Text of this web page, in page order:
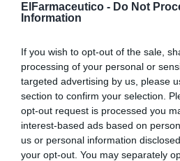
ElFarmaceutico - Do Not
Information
If you wish to opt-out of the sale,
processing of your personal or
targeted advertising by us, please
section to confirm your selection.
opt-out request is processed you
interest-based ads based on
us or personal information
your opt-out. You may separately
BABÉ
Noticias y
14/06/2017
Laboratorios
Micelar
limpiar
y el niño, la
gesto y sin